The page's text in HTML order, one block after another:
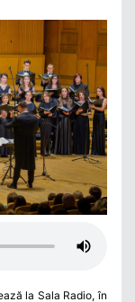
la Sala Radio, în